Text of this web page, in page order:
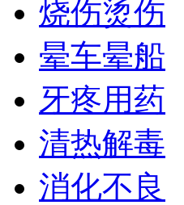
烧伤烫伤
晕车晕船
牙疼用药
清热解毒
消化不良